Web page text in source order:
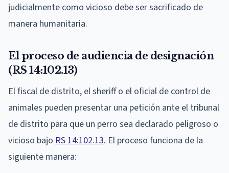
judicialmente como vicioso debe ser sacrificado de
manera humanitaria.
El proceso de audiencia de designación
(RS 14:102.13)
El fiscal de distrito, el sheriff o el oficial de control de
animales pueden presentar una petición ante el tribunal
de distrito para que un perro sea declarado peligroso o
vicioso bajo RS 14:102.13. El proceso funciona de la
siguiente manera: